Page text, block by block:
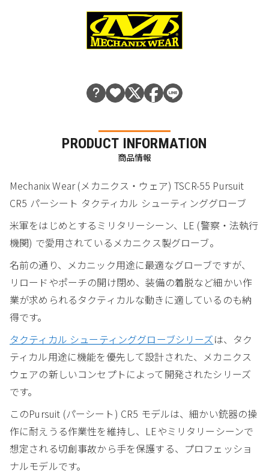
PRODUCT INFORMATION
商品情報
Mechanix Wear (メカニクス・ウェア) TSCR-55 Pursuit
CR5 パーシート タクティカル シューティンググローブ
米軍をはじめとするミリタリーシーン、LE (警察・法執行
機関) で愛用されているメカニクス製グローブ。
名前の通り、メカニック用途に最適なグローブですが、
リロードやポーチの開け閉め、装備の着脱など細かい作
業が求められるタクティカルな動きに適しているのも納
得です。
タクティカル シューティンググローブシリーズは、タク
ティカル用途に機能を優先して設計された、メカニクス
ウェアの新しいコンセプトによって開発されたシリーズ
です。
このPursuit (パーシート) CR5 モデルは、細かい銃器の操
作に耐えうる作業性を維持し、LEやミリタリーシーンで
想定される切創事故から手を保護する、プロフェッショ
ナルモデルです。